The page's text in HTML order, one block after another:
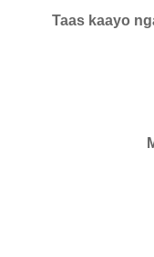
Taas kaayo